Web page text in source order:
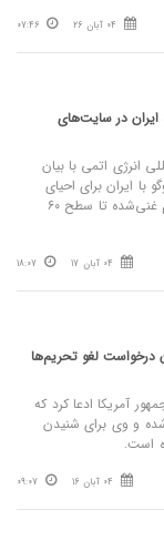
04 آبان 26 07:46
ایران در سایت‌های
انرژی اتمی با بیان
با ایران برای احیای
بازرسی‌هاست، گفت: اورانیوم غنی‌شده تا سطح ۶۰
04 آبان 17 18:07
درخواست لغو تحریم‌ها
آمریکا ادعا کرد که
شده و وی برای شنیدن
است.
04 آبان 16 09:07